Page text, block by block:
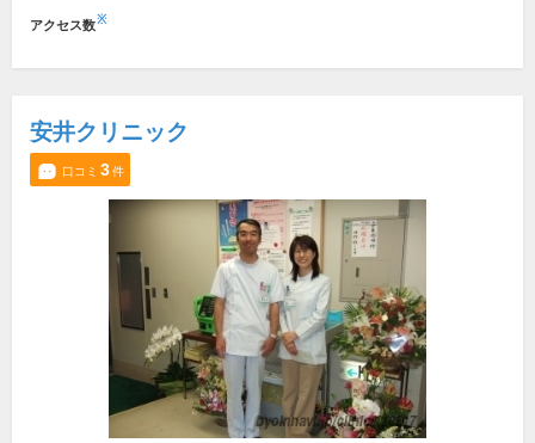
アクセス数※
安井クリニック
口コミ 3件